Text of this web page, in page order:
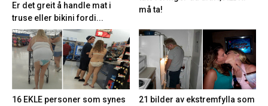
Er det greit å handle mat i
truse eller bikini fordi...
må ta!
16 EKLE personer som synes
21 bilder av ekstremfylla som